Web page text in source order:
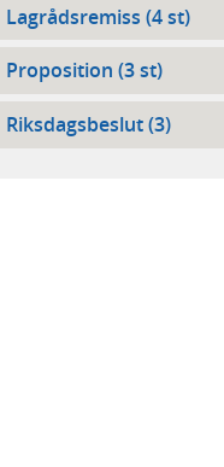
Lagrådsremiss (4 st)
Proposition (3 st)
Riksdagsbeslut (3)